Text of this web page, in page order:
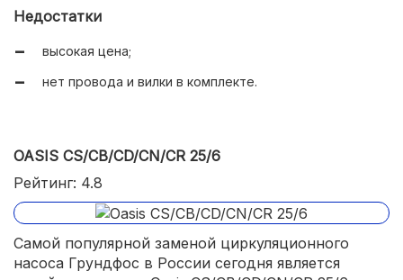
Недостатки
высокая цена;
нет провода и вилки в комплекте.
OASIS CS/CB/CD/CN/CR 25/6
Рейтинг: 4.8
Самой популярной заменой циркуляционного
насоса Грундфос в России сегодня является